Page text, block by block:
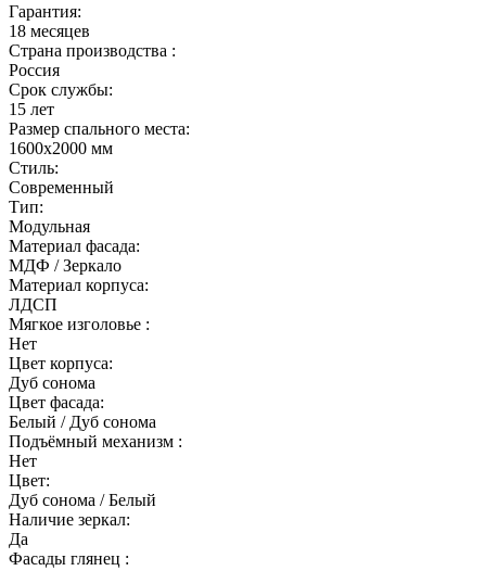
Гарантия:
18 месяцев
Страна производства :
Россия
Срок службы:
15 лет
Размер спального места:
1600х2000 мм
Стиль:
Современный
Тип:
Модульная
Материал фасада:
МДФ / Зеркало
Материал корпуса:
ЛДСП
Мягкое изголовье :
Нет
Цвет корпуса:
Дуб сонома
Цвет фасада:
Белый / Дуб сонома
Подъёмный механизм :
Нет
Цвет:
Дуб сонома / Белый
Наличие зеркал:
Да
Фасады глянец :